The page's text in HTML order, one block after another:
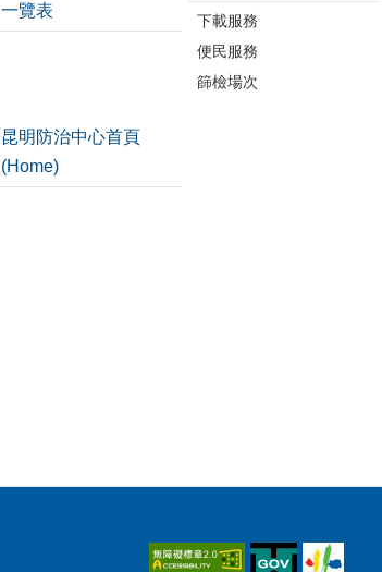
一覽表
下載服務
便民服務
篩檢場次
昆明防治中心首頁
(Home)